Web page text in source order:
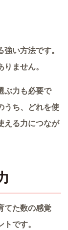
い方法です。
ません。
ぶ力も必要で
うち、どれを使
える力につなが
てた数の感覚
です。